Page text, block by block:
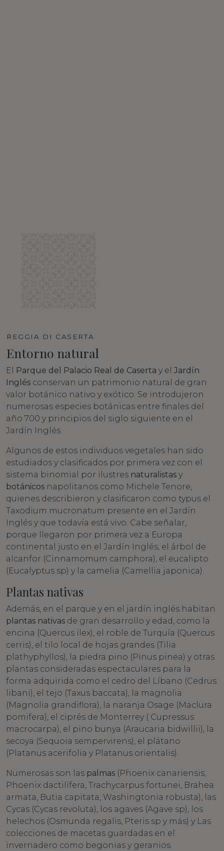
REGGIA DI CASERTA
Entorno natural
El Parque del Palacio Real de Caserta y el Jardín
Inglés conservan un patrimonio natural de gran
valor botánico nativo y exótico. Se introdujeron
numerosas especies botánicas entre finales del
año 700 y principios del siglo siguiente en el
Jardín Inglés.
Algunos de estos individuos vegetales han sido
estudiados y clasificados por primera vez con el
sistema binomial por ilustres naturalistas y
botánicos napolitanos como Michele Tenore,
quienes describieron y clasificaron como typus el
Taxodium mucronatum presente en el Jardín
Inglés y que todavía está vivo. Cabe señalar,
porque llegaron por primera vez a Europa
continental justo en el Jardín Inglés, el árbol de
alcanfor (Cinnamomum camphora), el eucalipto
(Eucalyptus sp) y la camelia (Camellia japonica).
Plantas nativas
Además, en el parque y en el jardín inglés habitan
plantas nativas de gran desarrollo y edad, como la
encina (Quercus ilex), el roble de Turquía (Quercus
cerris), el tilo local de hojas grandes (Tilia
plathyphyllos), la piedra pino (Pinus pinea) y otras
plantas consideradas espectaculares para la
forma adquirida como el cedro del Líbano (Cedrus
libani), el tejo (Taxus baccata), la magnolia
(Magnolia grandiflora), la naranja Osage (Maclura
pomifera), el ciprés de Monterrey ( Cupressus
macrocarpa), el pino bunya (Araucaria bidwillii), la
secoya (Sequoia sempervirens), el plátano
(Platanus acerifolia y Platanus orientalis).
Numerosas son las palmas (Phoenix canariensis,
Phoenix dactilífera, Trachycarpus fortunei, Brahea
armata, Butia capitata, Washingtonia robusta), las
Cycas (Cycas revoluta), los agaves (Agave sp), los
helechos (Osmunda regalis, Pteris sp y más) y Las
colecciones de macetas guardadas en el
invernadero como begonias y geranios.